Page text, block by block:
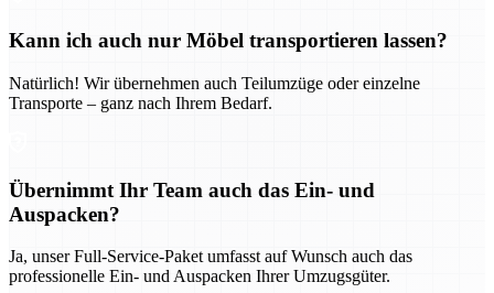
Kann ich auch nur Möbel transportieren lassen?
Natürlich! Wir übernehmen auch Teilumzüge oder einzelne
Transporte – ganz nach Ihrem Bedarf.
Übernimmt Ihr Team auch das Ein- und
Auspacken?
Ja, unser Full-Service-Paket umfasst auf Wunsch auch das
professionelle Ein- und Auspacken Ihrer Umzugsgüter.